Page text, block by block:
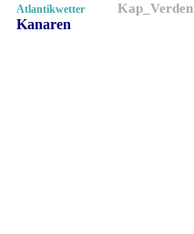
Atlantikwetter Kap_Verden
Kanaren